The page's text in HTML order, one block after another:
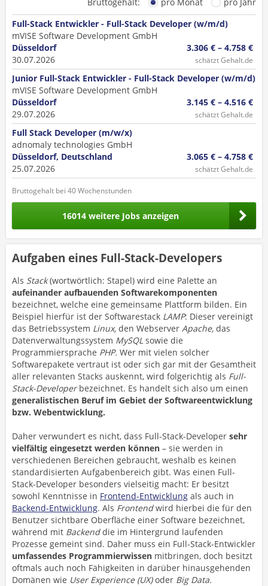
Full-Stack Entwickler - Full-Stack Developer (w/m/d)
mVISE Software Development GmbH
Düsseldorf
30.07.2026
3.306 € – 4.758 €
schätzt Gehalt.de
Junior Full-Stack Entwickler - Full-Stack Developer (w/m/d)
mVISE Software Development GmbH
Düsseldorf
29.07.2026
3.145 € – 4.516 €
schätzt Gehalt.de
Full Stack Developer (m/w/x)
adnomaly technologies GmbH
Düsseldorf, Deutschland
25.07.2026
3.065 € – 4.758 €
schätzt Gehalt.de
Bruttogehalt bei 40 Wochenstunden
16014 weitere Jobs anzeigen
Aufgaben eines Full-Stack-Developers
Als Stack(wortwörtlich: Stapel) wird eine Palette an
aufeinander aufbauenden Softwarekomponenten
bezeichnet, welche eine gemeinsame Plattform bilden. Ein
Beispiel hierfür ist der Softwarestack LAMP: Dieser vereinigt
das Betriebssystem Linux, den Webserver Apache, das
Datenverwaltungssystem MySQL sowie die
Programmiersprache PHP. Wer mit vielen solcher
Softwarepakete vertraut ist oder sich gar mit der Gesamtheit
aller relevanten Stacks auskennt, wird folgerichtig als Full-
Stack-Developerbezeichnet. Es handelt sich also um einen
generalistischen Beruf im Gebiet der Softwareentwicklung
bzw. Webentwicklung.
Daher verwundert es nicht, dass Full-Stack-Developer sehr
vielfältig eingesetzt werden können – sie werden in
verschiedenen Bereichen gebraucht, weshalb es keinen
standardisierten Aufgabenbereich gibt. Was einen Full-
Stack-Developer besonders vielseitig macht: Er besitzt
sowohl Kenntnisse in Frontend-Entwicklung als auch in
Backend-Entwicklung. Als Frontendwird hierbei die für den
Benutzer sichtbare Oberfläche einer Software bezeichnet,
während mit Backenddie im Hintergrund laufenden
Prozesse gemeint sind. Daher muss ein Full-Stack-Entwickler
umfassendes Programmierwissen mitbringen, doch besitzt
oftmals auch noch Fähigkeiten in darüber hinausgehenden
Domänen wie User Experience (UX)oder Big Data.